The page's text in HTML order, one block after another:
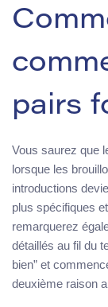
pairs
Vous saurez que
lorsque les
introductions
plus spécifiques
remarquerez
détaillés au fil du
bien” et
deuxième raison